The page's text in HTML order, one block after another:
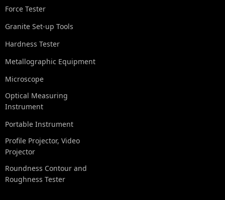
Force Tester
Granite Set-up Tools
Hardness Tester
Metallographic Equipment
Microscope
Optical Measuring
Instrument
Portable Instrument
Profile Projector, Video
Projector
Roundness Contour and
Roughness Tester